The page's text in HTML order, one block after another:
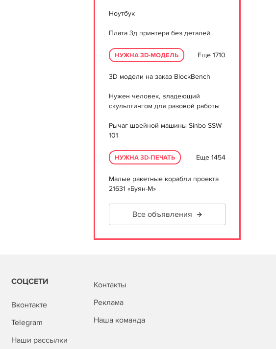
Ноутбук
Плата 3д принтера без деталей.
НУЖНА 3D-МОДЕЛЬ Еще 1710
3D модели на заказ BlockBench
Нужен человек, владеющий
скульптингом для разовой работы
Рычаг швейной машины Sinbo SSW
101
НУЖНА 3D-ПЕЧАТЬ Еще 1454
Малые ракетные корабли проекта
21631 «Буян-М»
Все объявления
СОЦСЕТИ
Вконтакте
Telegram
Наши рассылки
Контакты
Реклама
Наша команда